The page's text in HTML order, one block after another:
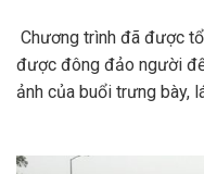
Chương trình đã được
được đông đảo người
ảnh của buổi trưng bày,